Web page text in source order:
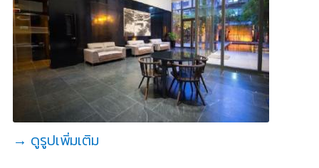
→ ดูรูปเพิ่มเติม